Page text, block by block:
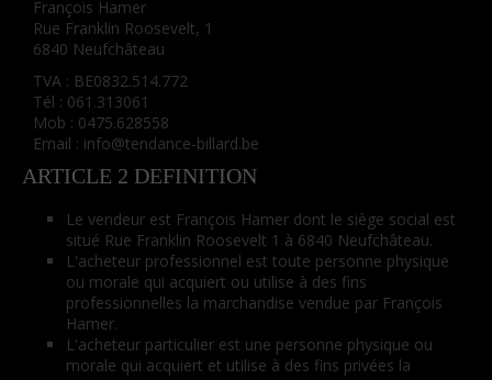
François Hamer
Rue Franklin Roosevelt, 1
6840 Neufchâteau
TVA : BE0832.514.772
Tél : 061.313061
Mob : 0475.628558
Email : info@tendance-billard.be
ARTICLE 2 DEFINITION
Le vendeur est François Hamer dont le siège social est
situé Rue Franklin Roosevelt 1 à 6840 Neufchâteau.
L'acheteur professionnel est toute personne physique
ou morale qui acquiert ou utilise à des fins
professionnelles la marchandise vendue par François
Hamer.
L'acheteur particulier est une personne physique ou
morale qui acquiert et utilise à des fins privées la